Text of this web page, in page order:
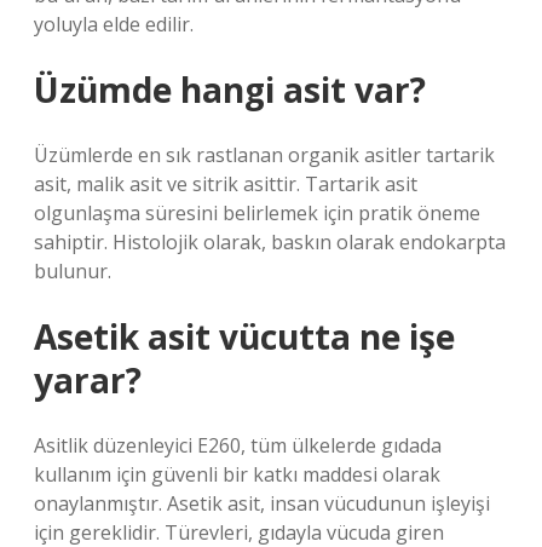
yoluyla elde edilir.
Üzümde hangi asit var?
Üzümlerde en sık rastlanan organik asitler tartarik
asit, malik asit ve sitrik asittir. Tartarik asit
olgunlaşma süresini belirlemek için pratik öneme
sahiptir. Histolojik olarak, baskın olarak endokarpta
bulunur.
Asetik asit vücutta ne işe
yarar?
Asitlik düzenleyici E260, tüm ülkelerde gıdada
kullanım için güvenli bir katkı maddesi olarak
onaylanmıştır. Asetik asit, insan vücudunun işleyişi
için gereklidir. Türevleri, gıdayla vücuda giren